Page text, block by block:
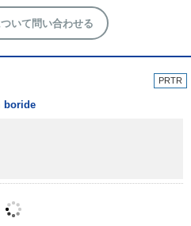
いて問い合わせる
PRTR
boride